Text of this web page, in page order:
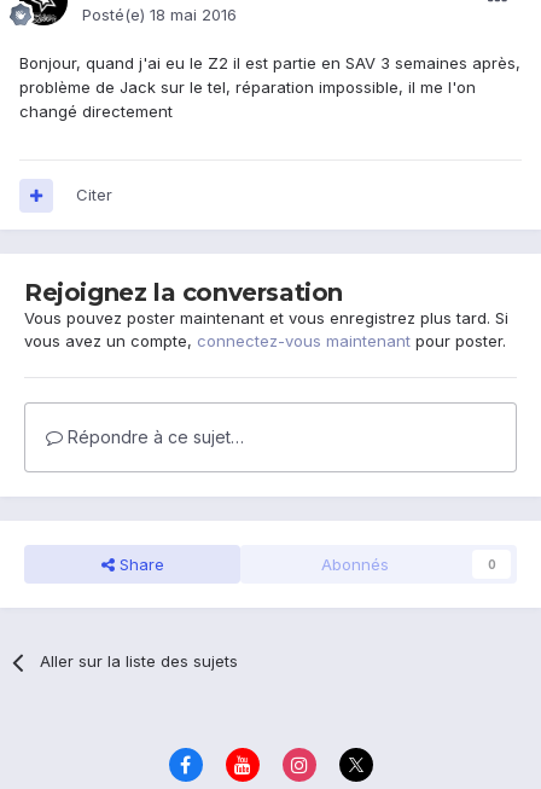
Posté(e) 18 mai 2016
Bonjour, quand j'ai eu le Z2 il est partie en SAV 3 semaines après,
problème de Jack sur le tel, réparation impossible, il me l'on
changé directement
Citer
Rejoignez la conversation
Vous pouvez poster maintenant et vous enregistrez plus tard. Si
vous avez un compte, connectez-vous maintenant pour poster.
Répondre à ce sujet…
Share Abonnés 0
Aller sur la liste des sujets